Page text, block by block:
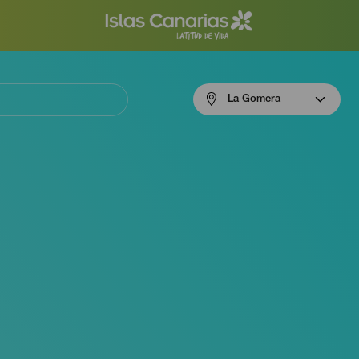
navigation
La Gomera